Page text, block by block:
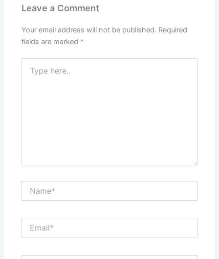
Leave a Comment
Your email address will not be published. Required
fields are marked *
here..